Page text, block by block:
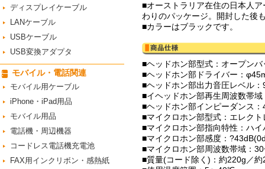
ディスプレイケーブル
LANケーブル
USBケーブル
USB変換アダプタ
モバイル・電話関連
モバイル用ケーブル
iPhone・iPad用品
モバイル用品
電話機・周辺機器
コードレス電話機充電池
FAX用インクリボン・感熱紙
■オーストラリア在住の日本人
わりのパッケージ。開封した後
■カラーはブラックです。
■ヘッドホン部型式：オープン
■ヘッドホン部ドライバー：
■ヘッドホン部出力音圧レベル
■イヘッドホン部再生周波数帯
■ヘッドホン部インピーダンス
■マイクロホン部型式：エレク
■マイクロホン部指向特性：ハ
■マイクロホン部感度：
■マイクロホン部周波数帯域：
■質量(コード除く)：約220g／